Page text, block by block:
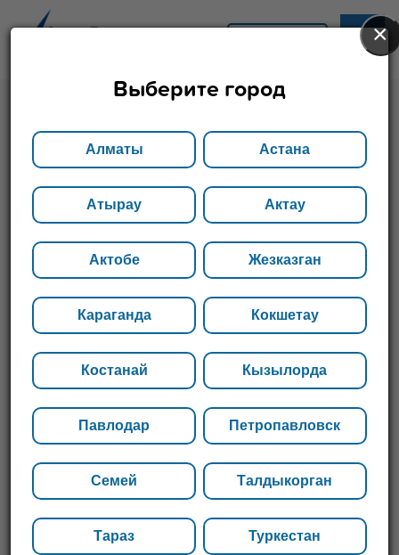
Уголок
Компания «СтальПроКазахстан» реализует уголок
в Республике Казахстан, осуществляет доставку в
необходимый регион и гарантирует качество
продукции. Для заказа доступны товары со склада
в Алматы и других филиалах.
×
Выберите город
Алматы Астана
Атырау Актау
Актобе Жезказган
Караганда Кокшетау
Костанай Кызылорда
Павлодар Петропавловск
Семей Талдыкорган
Тараз Туркестан